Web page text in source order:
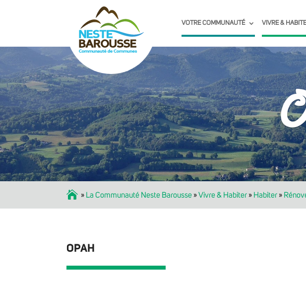
VOTRE COMMUNAUTÉ VIVRE &
Accueil » La Communauté Neste Barousse »Vivre & Habiter » Habiter »
OPAH